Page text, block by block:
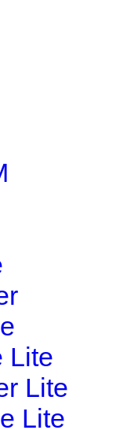
Lite
Lite
Lite